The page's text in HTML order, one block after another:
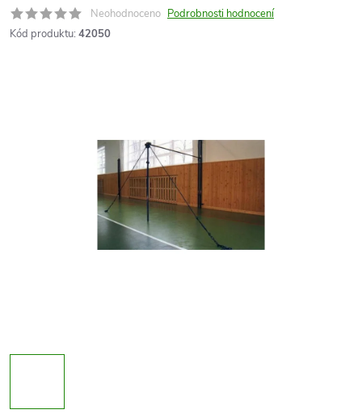
Neohodnoceno Podrobnosti hodnocení
Kód produktu: 42050